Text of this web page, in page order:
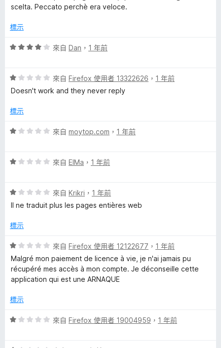
i
o
a
y
的
論
1
，
分
scelta. Peccato perchè era veloce.
標示
評
分
，
分
分
來自 Dan ， 1 年前
評
價
分
滿
分
來自 Firefox 使用者 13322626 ， 1 年前
Doesn't work and they never reply
標示
評
分
分
5
來自 moytop.com ， 1 年前
評
分
，
分
分
來自 ElMa ， 1 年前
評
價
分
滿
分
來自 Krikri ， 1 年前
Il ne traduit plus les pages entières web
標示
評
價
1
分
滿
5
來自 Firefox 使用者 12122677 ， 1 年前
Malgré mon paiement de licence à vie, je n'ai jamais pu
récupéré mes accès à mon compte. Je déconseille cette
application qui est une ARNAQUE
標示
評
來自 Firefox 使用者 19004959 ， 1 年前